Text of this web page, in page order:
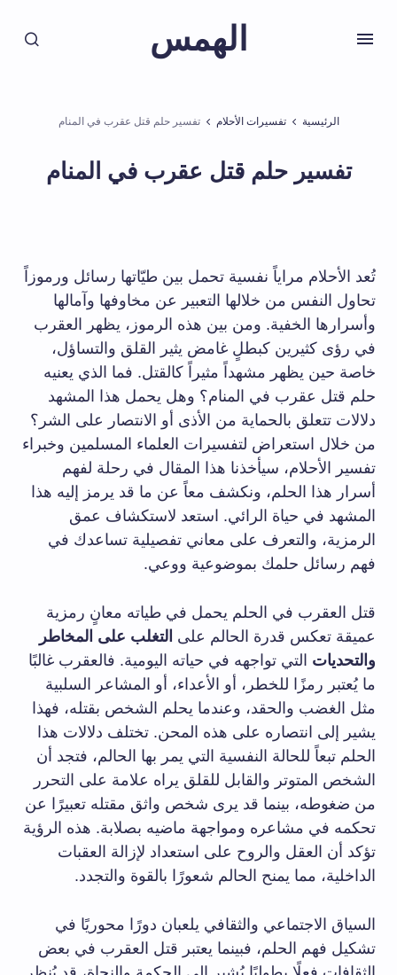
الهمس
الرئيسية تفسيرات الأحلام تفسير حلم قتل عقرب في المنام
تفسير حلم قتل عقرب في المنام
تُعد الأحلام مراياً نفسية تحمل بين طيّاتها رسائل ورموزاً
تحاول النفس من خلالها التعبير عن مخاوفها وآمالها
وأسرارها الخفية. ومن بين هذه الرموز، يظهر العقرب
في رؤى كثيرين كبطلٍ غامض يثير القلق والتساؤل،
خاصة حين يظهر مشهداً مثيراً كالقتل. فما الذي يعنيه
حلم قتل عقرب في المنام؟ وهل يحمل هذا المشهد
دلالات تتعلق بالحماية من الأذى أو الانتصار على الشر؟
من خلال استعراض لتفسيرات العلماء المسلمين وخبراء
تفسير الأحلام، سيأخذنا هذا المقال في رحلة لفهم
أسرار هذا الحلم، ونكشف معاً عن ما قد يرمز إليه هذا
المشهد في حياة الرائي. استعد لاستكشاف عمق
الرمزية، والتعرف على معاني تفصيلية تساعدك في
فهم رسائل حلمك بموضوعية ووعي.
قتل العقرب في الحلم يحمل في طياته معانٍ رمزية
عميقة تعكس قدرة الحالم على التغلب على المخاطر
والتحديات التي تواجهه في حياته اليومية. فالعقرب غالبًا
ما يُعتبر رمزًا للخطر، أو الأعداء، أو المشاعر السلبية
مثل الغضب والحقد، وعندما يحلم الشخص بقتله، فهذا
يشير إلى انتصاره على هذه المحن. تختلف دلالات هذا
الحلم تبعاً للحالة النفسية التي يمر بها الحالم، فتجد أن
الشخص المتوتر والقابل للقلق يراه علامة على التحرر
من ضغوطه، بينما قد يرى شخص واثق مقتله تعبيرًا عن
تحكمه في مشاعره ومواجهة ماضيه بصلابة. هذه الرؤية
تؤكد أن العقل والروح على استعداد لإزالة العقبات
الداخلية، مما يمنح الحالم شعورًا بالقوة والتجدد.
السياق الاجتماعي والثقافي يلعبان دورًا محوريًا في
تشكيل فهم الحلم، فبينما يعتبر قتل العقرب في بعض